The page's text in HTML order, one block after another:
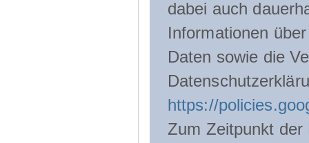
dabei auch
Informationen
Daten sowie die
https://
Zum Zeitpunkt der